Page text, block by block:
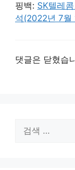
핑백: SK텔레
석(2022년 7
댓글은 닫혔습
색: